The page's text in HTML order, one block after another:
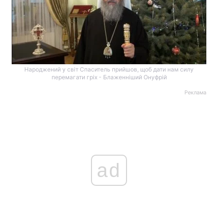
Народжений у світ Спаситель прийшов, щоб дати нам силу
перемагати гріх - Блаженніший Онуфрій
Реклама
ad